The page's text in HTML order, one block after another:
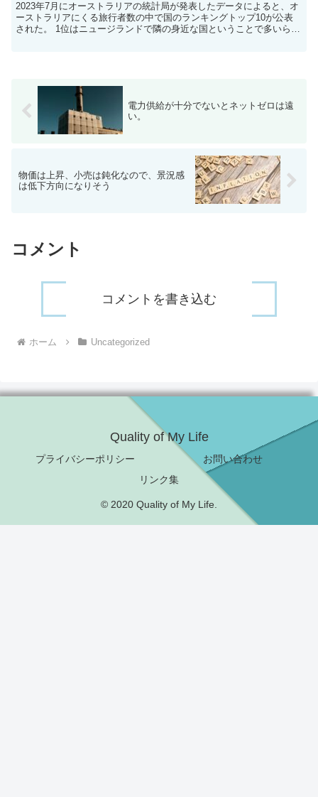
2023年7月にオーストラリアの統計局が発表したデータによると、オ
ーストラリアにくる旅行者数の中で国のランキングトップ10が公表
された。 1位はニュージランドで隣の身近な国ということで多いらし
電力供給が十分でないとネットゼロは遠
い。
物価は上昇、小売は鈍化なので、景況感
は低下方向になりそう
コメント
コメントを書き込む
ホーム Uncategorized
Quality of My Life
プライバシーポリシー
お問い合わせ
リンク集
© 2020 Quality of My Life.